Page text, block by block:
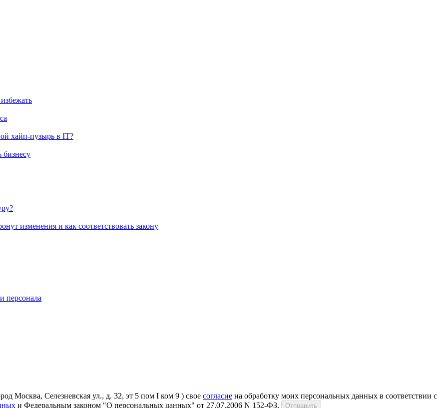
хайп-пузырь в IT?
бизнесу
изменения и как соответствовать закону
персонала
Селезневская ул., д. 32, эт 5 пом I ком 9 ) свое согласие на обработку моих персональных данных в соответствии с
и Федеральным законом "О персональных данных" от 27.07.2006 N 152-ФЗ. Отправить